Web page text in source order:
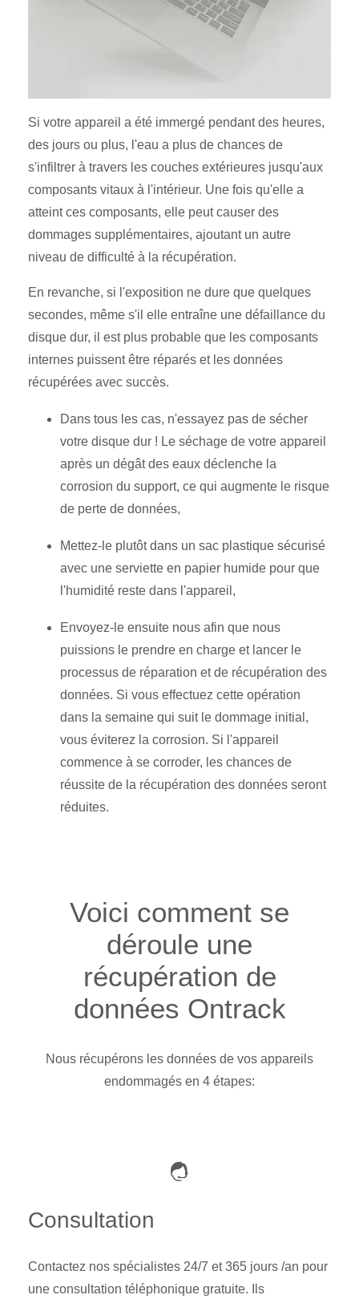
Si votre appareil a été immergé pendant des heures,
des jours ou plus, l'eau a plus de chances de
s'infiltrer à travers les couches extérieures jusqu'aux
composants vitaux à l'intérieur. Une fois qu'elle a
atteint ces composants, elle peut causer des
dommages supplémentaires, ajoutant un autre
niveau de difficulté à la récupération.
En revanche, si l'exposition ne dure que quelques
secondes, même s'il elle entraîne une défaillance du
disque dur, il est plus probable que les composants
internes puissent être réparés et les données
récupérées avec succès.
Dans tous les cas, n'essayez pas de sécher
votre disque dur ! Le séchage de votre appareil
après un dégât des eaux déclenche la
corrosion du support, ce qui augmente le risque
de perte de données,
Mettez-le plutôt dans un sac plastique sécurisé
avec une serviette en papier humide pour que
l'humidité reste dans l'appareil,
Envoyez-le ensuite nous afin que nous
puissions le prendre en charge et lancer le
processus de réparation et de récupération des
données. Si vous effectuez cette opération
dans la semaine qui suit le dommage initial,
vous éviterez la corrosion. Si l'appareil
commence à se corroder, les chances de
réussite de la récupération des données seront
réduites.
Voici comment se
déroule une
récupération de
données Ontrack
Nous récupérons les données de vos appareils
endommagés en 4 étapes:
Consultation
Contactez nos spécialistes 24/7 et 365 jours /an pour
une consultation téléphonique gratuite. Ils